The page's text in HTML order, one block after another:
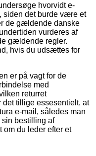
hvorvidt e-
siden det burde være et
de gældende danske
vurderes af
gældende regler.
hvis du udsættes for
er på vagt for de
med
returret
det tillige essesentielt, at
e-mail, således man
bestilling af
du leder efter et